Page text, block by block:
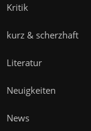
Kritik
kurz & scherzhaft
Literatur
Neuigkeiten
News